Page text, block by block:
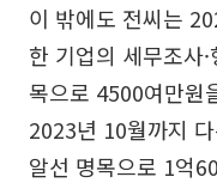
이 밖에도 전씨는
한 기업의 세무조사
목으로 4500여만원
2023년 10월까지
알선 명목으로 1억